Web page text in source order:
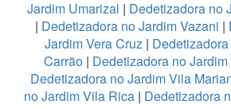
Jardim Umarizal | Dedetizadora no
| Dedetizadora no Jardim Vazani |
Jardim Vera Cruz|
Carrão | Dedetizadora no
Dedetizadora no Jardim Vila
no Jardim Vila Rica | Dedetizadora